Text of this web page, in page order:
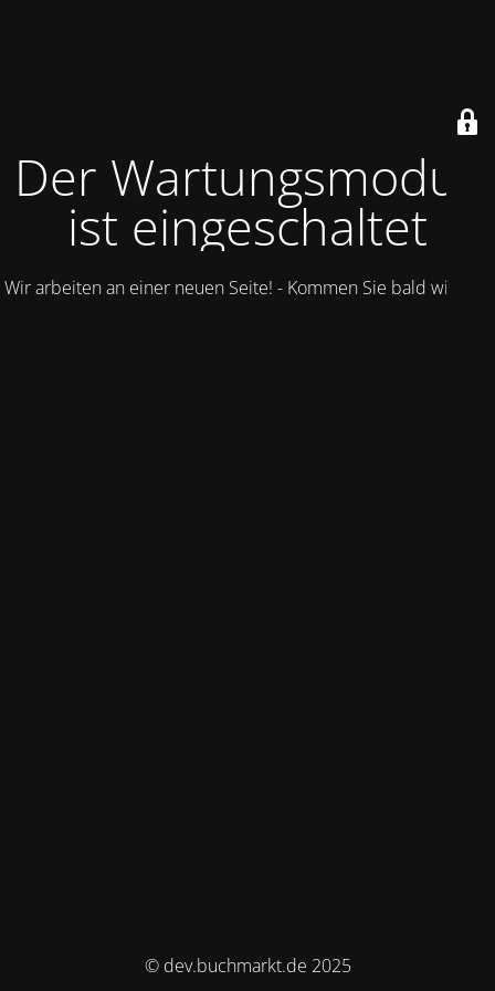
Der Wartungsmodus
ist eingeschaltet
Wir arbeiten an einer neuen Seite! - Kommen Sie bald wieder.
© dev.buchmarkt.de 2025